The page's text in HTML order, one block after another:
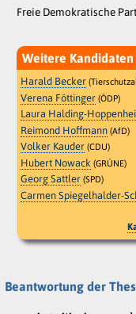
Freie Demokratische
Weitere
Harald Becker
Verena Föttinger (ÖDP)
Laura Halding-
Reimond Hoffmann (AfD)
Volker Kauder (CDU)
Hubert Nowack (GRÜNE)
Georg Sattler (SPD)
Carmen Spiegelhalder-
Beantwortung der